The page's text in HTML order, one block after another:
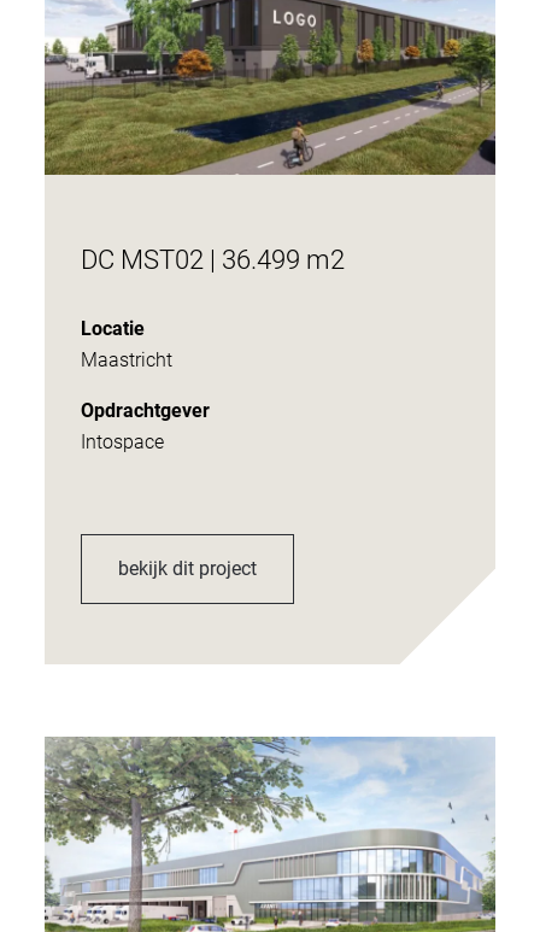
DC MST02 | 36.499 m2
Locatie
Maastricht
Opdrachtgever
Intospace
bekijk dit project